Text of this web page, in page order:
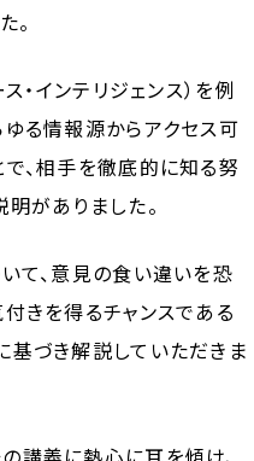
。
インテリジェンス）を例
る情報源からアクセス可
、相手を徹底的に知る努
がありました。
て、意見の食い違いを恐
きを得るチャンスである
基づき解説していただきま